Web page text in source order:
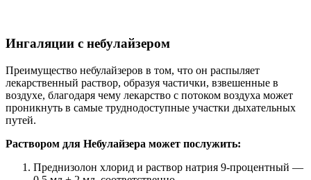
Ингаляции с небулайзером
Преимущество небулайзеров в том, что он распыляет
лекарственный раствор, образуя частички, взвешенные в
воздухе, благодаря чему лекарство с потоком воздуха может
проникнуть в самые труднодоступные участки дыхательных
путей.
Раствором для Небулайзера может послужить:
Преднизолон хлорид и раствор натрия 9-процентный —